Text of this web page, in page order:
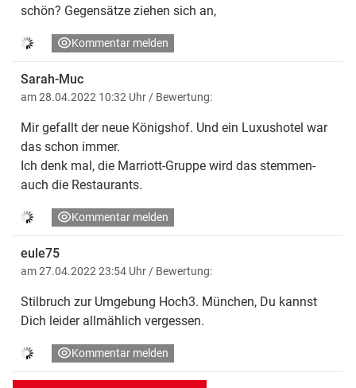
schön? Gegensätze ziehen sich an,
Kommentar melden
Sarah-Muc
am 28.04.2022 10:32 Uhr / Bewertung:
Mir gefallt der neue Königshof. Und ein Luxushotel war
das schon immer.
Ich denk mal, die Marriott-Gruppe wird das stemmen-
auch die Restaurants.
Kommentar melden
eule75
am 27.04.2022 23:54 Uhr / Bewertung:
Stilbruch zur Umgebung Hoch3. München, Du kannst
Dich leider allmählich vergessen.
Kommentar melden